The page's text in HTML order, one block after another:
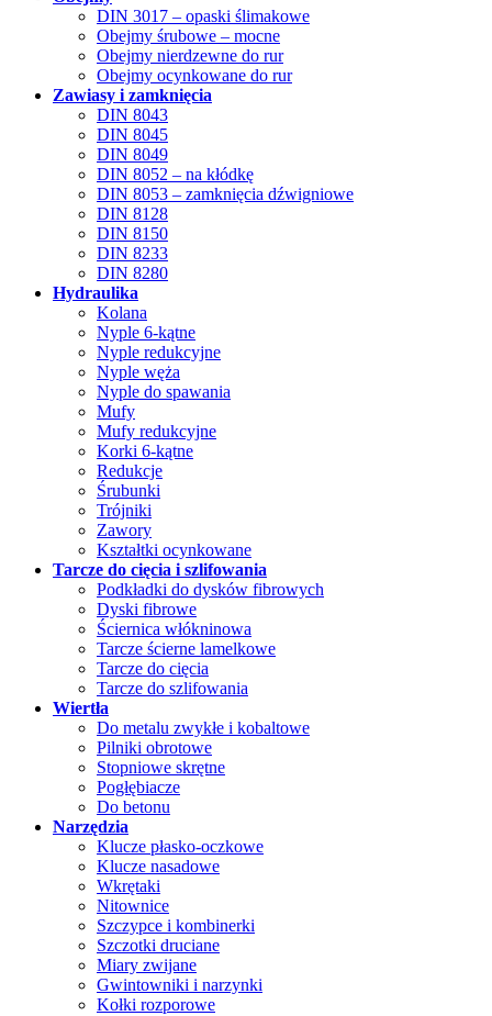
DIN 3017 – opaski ślimakowe
Obejmy śrubowe – mocne
Obejmy nierdzewne do rur
Obejmy ocynkowane do rur
Zawiasy i zamknięcia
DIN 8043
DIN 8045
DIN 8049
DIN 8052 – na kłódkę
DIN 8053 – zamknięcia dźwigniowe
DIN 8128
DIN 8150
DIN 8233
DIN 8280
Hydraulika
Kolana
Nyple 6-kątne
Nyple redukcyjne
Nyple węża
Nyple do spawania
Mufy
Mufy redukcyjne
Korki 6-kątne
Redukcje
Śrubunki
Trójniki
Zawory
Kształtki ocynkowane
Tarcze do cięcia i szlifowania
Podkładki do dysków fibrowych
Dyski fibrowe
Ściernica włókninowa
Tarcze ścierne lamelkowe
Tarcze do cięcia
Tarcze do szlifowania
Wiertła
Do metalu zwykłe i kobaltowe
Pilniki obrotowe
Stopniowe skrętne
Pogłębiacze
Do betonu
Narzędzia
Klucze płasko-oczkowe
Klucze nasadowe
Wkrętaki
Nitownice
Szczypce i kombinerki
Szczotki druciane
Miary zwijane
Gwintowniki i narzynki
Kołki rozporowe